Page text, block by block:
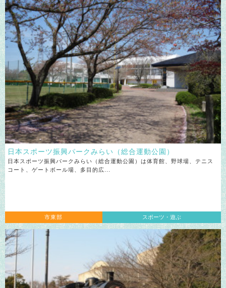
日本スポーツ振興パークみらい （総合運動公園）
日本スポーツ振興パークみらい（総合運動公園）は体育館、野球場、テニス
コート、ゲートボール場、多目的広...
市東部 スポーツ・遊ぶ